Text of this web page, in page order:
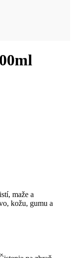
maže a
kožu, gumu a